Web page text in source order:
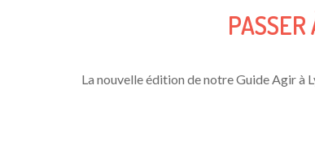
PASSER
La nouvelle édition de notre Guide Agir à